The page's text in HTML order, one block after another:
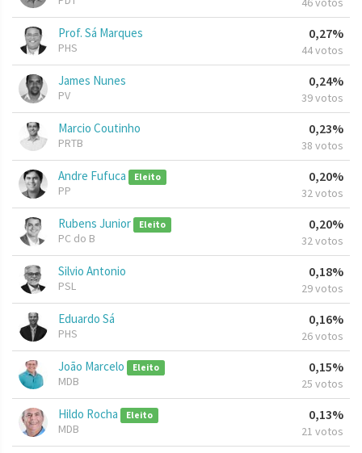
Prof. Sá Marques
PHS
0,27%
44 votos
James Nunes
PV
0,24%
39 votos
Marcio Coutinho
PRTB
0,23%
38 votos
Andre Fufuca Eleito
PP
0,20%
32 votos
Rubens Junior Eleito
PC do B
0,20%
32 votos
Silvio Antonio
PSL
0,18%
29 votos
Eduardo Sá
PHS
0,16%
26 votos
João Marcelo Eleito
MDB
0,15%
25 votos
Hildo Rocha Eleito
MDB
0,13%
21 votos